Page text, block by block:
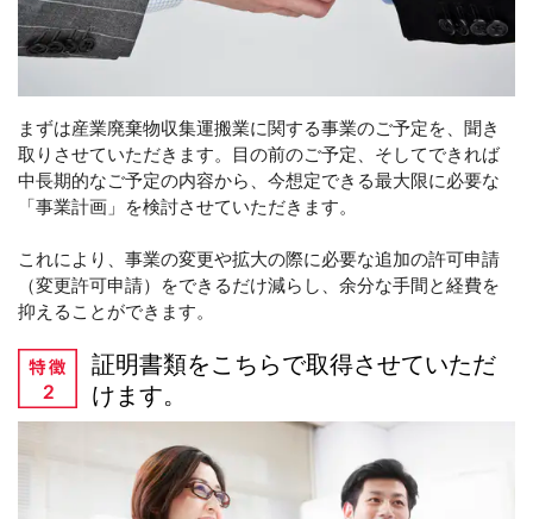
まずは産業廃棄物収集運搬業に関する事業のご予定を、聞き
取りさせていただきます。目の前のご予定、そしてできれば
中長期的なご予定の内容から、今想定できる最大限に必要な
「事業計画」を検討させていただきます。
これにより、事業の変更や拡大の際に必要な追加の許可申請
（変更許可申請）をできるだけ減らし、余分な手間と経費を
抑えることができます。
証明書類をこちらで取得させていただ
けます。